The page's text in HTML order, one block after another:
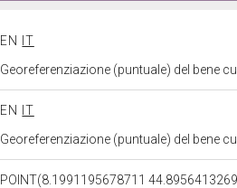
EN
IT
Georeferenziazione (puntuale) del bene
EN
IT
Georeferenziazione (puntuale) del bene
POINT(8.1991195678711